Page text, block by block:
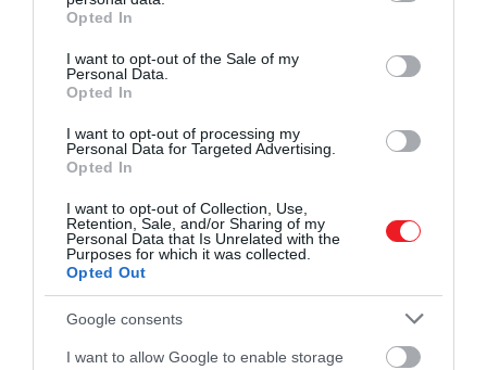
grant or deny consent to Google and its third-party tags to
use your data for below specified purposes in below Google
consent section.
Opted In
I want to opt-out of the Sale of my
Personal Data.
Opted In
I want to opt-out of processing my
Personal Data for Targeted Advertising.
Opted In
I want to opt-out of Collection, Use,
Retention, Sale, and/or Sharing of my
Personal Data that Is Unrelated with the
Purposes for which it was collected.
Opted Out
Google consents
I want to allow Google to enable storage
Földmegfigyelő Intézet osztotta meg.
Érdekesség, hogy a Manam korábbi robbanásszerű
kitörése 2022 márciusában történt, amely 15
kilométeres hamufelhőt küldött a légkörbe.